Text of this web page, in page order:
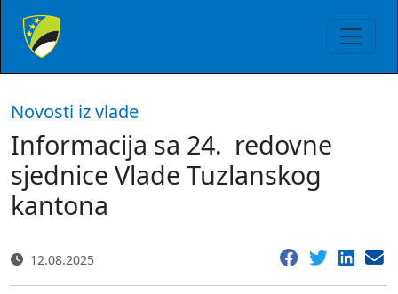
Novosti iz vlade
Informacija sa 24. redovne
sjednice Vlade Tuzlanskog
kantona
12.08.2025